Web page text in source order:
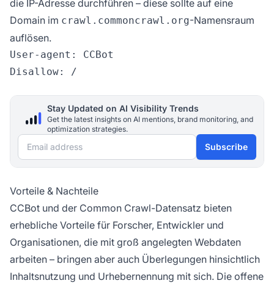
die IP-Adresse durchführen – diese sollte auf eine
Domain im crawl.commoncrawl.org-Namensraum
auflösen.
User-agent: CCBot
Stay Updated on AI Visibility Trends
Get the latest insights on AI mentions, brand monitoring, and
optimization strategies.
Email address Subscribe
Vorteile & Nachteile
CCBot und der Common Crawl-Datensatz bieten
erhebliche Vorteile für Forscher, Entwickler und
Organisationen, die mit groß angelegten Webdaten
arbeiten – bringen aber auch Überlegungen hinsichtlich
Inhaltsnutzung und Urhebernennung mit sich. Die offene